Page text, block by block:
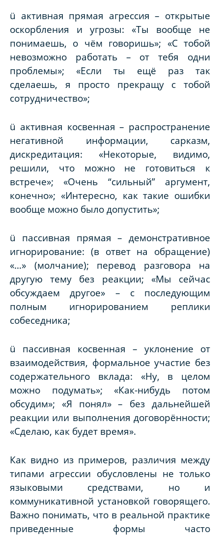
ü активная прямая агрессия – открытые
оскорбления и угрозы: «Ты вообще не
понимаешь, о чём говоришь»; «С тобой
невозможно работать – от тебя одни
проблемы»; «Если ты ещё раз так
сделаешь, я просто прекращу с тобой
сотрудничество»;
ü активная косвенная – распространение
негативной информации, сарказм,
дискредитация: «Некоторые, видимо,
решили, что можно не готовиться к
встрече»; «Очень “сильный” аргумент,
конечно»; «Интересно, как такие ошибки
вообще можно было допустить»;
ü пассивная прямая – демонстративное
игнорирование: (в ответ на обращение)
«…» (молчание); перевод разговора на
другую тему без реакции; «Мы сейчас
обсуждаем другое» – споследующим
полным игнорированием реплики
собеседника;
ü пассивная косвенная – уклонение от
взаимодействия, формальное участие без
содержательного вклада: «Ну, в целом
можно подумать»; «Как-нибудь потом
обсудим»; «Я понял»– без дальнейшей
реакции или выполнения договорённости;
«Сделаю, как будет время».
Как видно из примеров, различия между
типами агрессии обусловлены не только
языковыми средствами, но и
коммуникативной установкой говорящего.
Важно понимать, что в реальной практике
приведенные формы часто